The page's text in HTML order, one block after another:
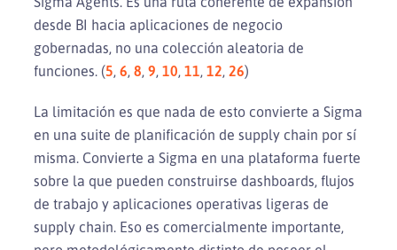
desde BI hacia aplicaciones de negocio
gobernadas, no una colección aleatoria de
funciones. (5, 6, 8, 9, 10, 11, 12, 26)
La limitación es que nada de esto convierte a Sigma
en una suite de planificación de supply chain por sí
misma. Convierte a Sigma en una plataforma fuerte
sobre la que pueden construirse dashboards, flujos
de trabajo y aplicaciones operativas ligeras de
supply chain. Eso es comercialmente importante,